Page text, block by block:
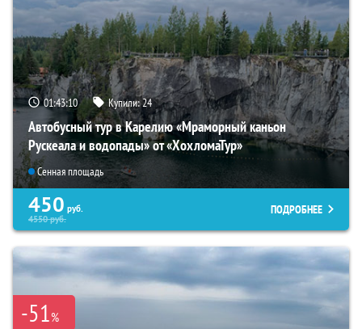
01:43:08 Купили:24
Автобусный тур в Карелию «Мраморный каньон
Рускеала и водопады» от «ХохломаТур»
Сенная площадь
450 руб.
4550руб.
ПОДРОБНЕЕ
-51%